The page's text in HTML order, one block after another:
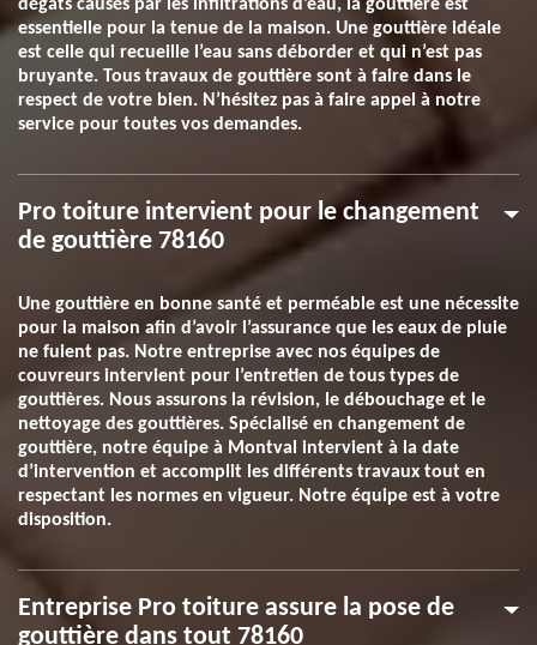
dégâts causés par les infiltrations d’eau, la gouttière est
essentielle pour la tenue de la maison. Une gouttière idéale
est celle qui recueille l’eau sans déborder et qui n’est pas
bruyante. Tous travaux de gouttière sont à faire dans le
respect de votre bien. N’hésitez pas à faire appel à notre
service pour toutes vos demandes.
Pro toiture intervient pour le changement
de gouttière 78160
Une gouttière en bonne santé et perméable est une nécessite
pour la maison afin d’avoir l’assurance que les eaux de pluie
ne fuient pas. Notre entreprise avec nos équipes de
couvreurs intervient pour l’entretien de tous types de
gouttières. Nous assurons la révision, le débouchage et le
nettoyage des gouttières. Spécialisé en changement de
gouttière, notre équipe à Montval intervient à la date
d’intervention et accomplit les différents travaux tout en
respectant les normes en vigueur. Notre équipe est à votre
disposition.
Entreprise Pro toiture assure la pose de
gouttière dans tout 78160